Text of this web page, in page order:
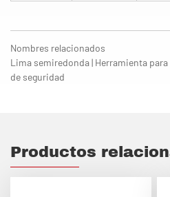
Nombres relacionados
Lima semiredonda | Herramienta
de seguridad
Productos